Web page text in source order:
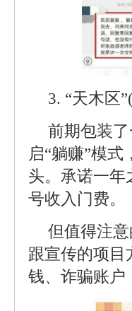
3. “天木区
前期包装
启“躺赚”模
头。承诺一年
号收入门费。
但值得注
跟宣传的项目
钱、诈骗账户